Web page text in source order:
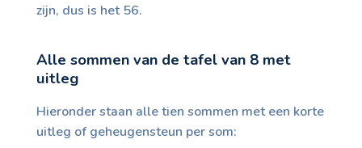
zijn, dus is het 56.
Alle sommen van de tafel van 8 met
uitleg
Hieronder staan alle tien sommen met een korte
uitleg of geheugensteun per som: